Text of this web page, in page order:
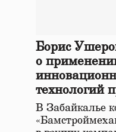
Борис
о
технологий
в Забайкалье
В Забайкалье